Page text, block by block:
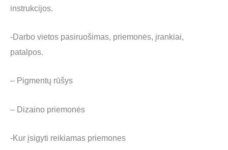
instrukcijos.
-Darbo vietos pasiruošimas, priemonės, įrankiai,
patalpos.
– Pigmentų rūšys
– Dizaino priemonės
-Kur įsigyti reikiamas priemones